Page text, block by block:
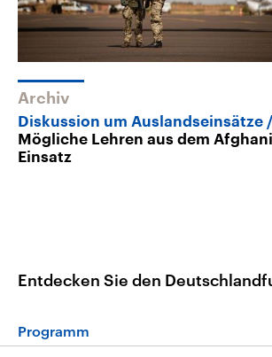
Archiv
Diskussion um Auslandseinsätze
Mögliche Lehren aus dem
Einsatz
Entdecken Sie den
Programm